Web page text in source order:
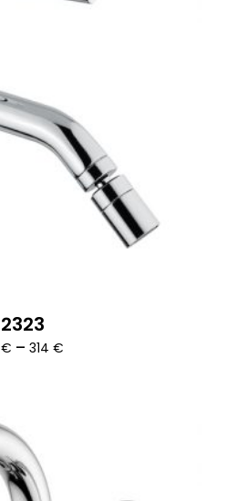
2323
€ – 314 €Ártartomány: